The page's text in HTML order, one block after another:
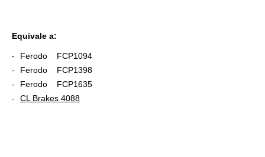
Equivale a:
Ferodo FCP1094
Ferodo FCP1398
Ferodo FCP1635
CL Brakes 4088